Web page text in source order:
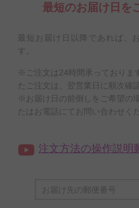
最短のお届け日を
最短お届け日以降であれば、
す。
※ご注文は24時間承っておりま
たご注文は、翌営業日に順次確
※お届け日の前倒しをご希望の
たはお電話にてお問い合わせく
注文方法の操作説明